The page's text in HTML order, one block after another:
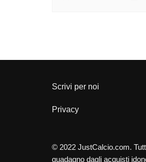
Scrivi per noi
Privacy
© 2022 JustCalcio.com.
guadagno dagli acquisti